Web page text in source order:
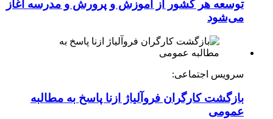
توسعه هر کشور از آموزش و پرورش و مدرسه آغاز
می‌شود
سرویس اجتماعی:
بازگشت کارگران فروآلیاژ ازنا پاسخ به مطالبه
عمومی